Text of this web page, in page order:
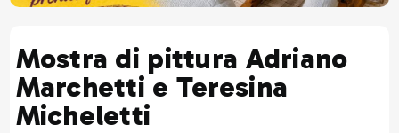
Mostra di pittura Adriano
Marchetti e Teresina
Micheletti